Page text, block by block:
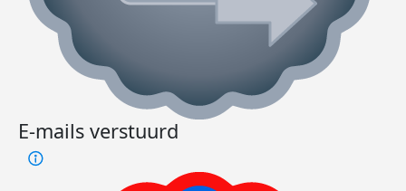
E-mails verstuurd